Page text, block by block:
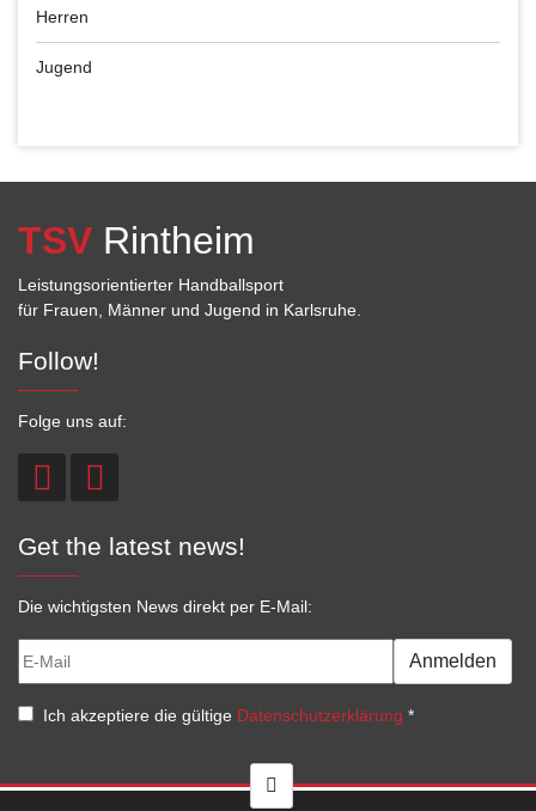
Herren
Jugend
TSV Rintheim
Leistungsorientierter Handballsport
für Frauen, Männer und Jugend in Karlsruhe.
Follow!
Folge uns auf:
Get the latest news!
Die wichtigsten News direkt per E-Mail:
Anmelden
Ich akzeptiere die gültige Datenschutzerklärung *